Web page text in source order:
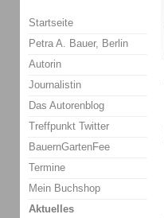
Startseite
Petra A. Bauer, Berlin
Autorin
Journalistin
Das Autorenblog
Treffpunkt Twitter
BauernGartenFee
Termine
Mein Buchshop
Aktuelles